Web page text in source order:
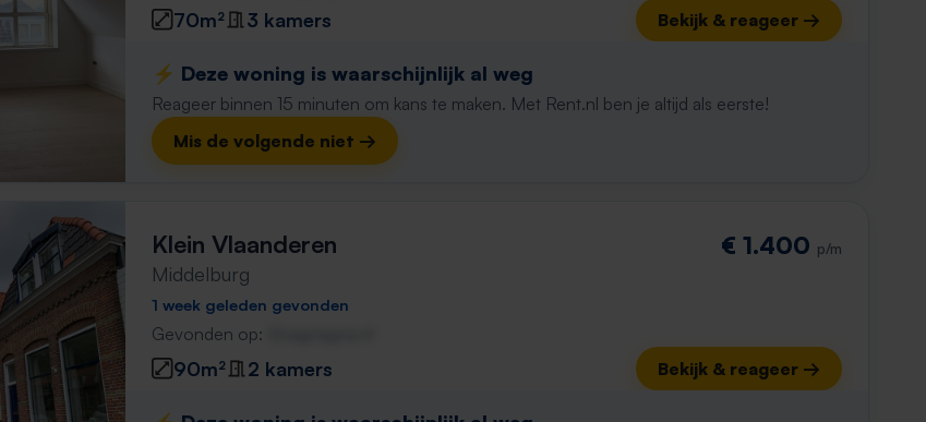
70m² 3 kamers Bekijk & reageer →
⚡️ Deze woning is waarschijnlijk al weg
Reageer binnen 15 minuten om kans te maken. Met Rent.nl ben je altijd als eerste!
Mis de volgende niet →
Klein Vlaanderen
Middelburg
€ 1.400 p/m
1 week geleden gevonden
Gevonden op:
90m² 2 kamers Bekijk & reageer →